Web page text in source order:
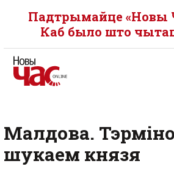
Падтрымайце «Новы
Каб было што
Малдова.
шукаем князя